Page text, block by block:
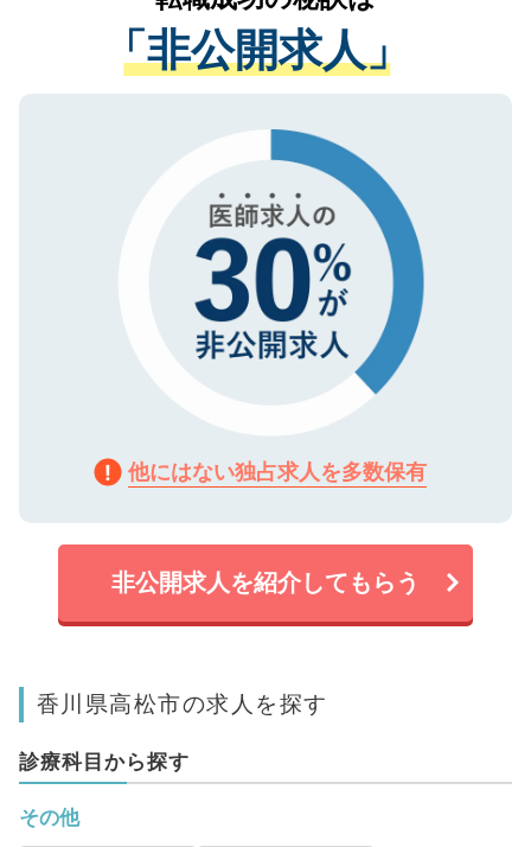
管理基準を満たした事業者のみに付与され
る、プライバシーマークを取得済みです。
ご登録いただいた個人情報は、SSL（デー
で、機密保持に関してもご安心ください。
経験をまじえながら、適切なアドバイスを
させていただきます。すぐにご転職をされ
ない方には、長期的なサポートが可能です
ので、まずはご登録ください。
「非公開求人」
他にはない独占求人を多数保有
非公開求人を紹介してもらう
香川県高松市の求人を探す
診療科目から探す
その他